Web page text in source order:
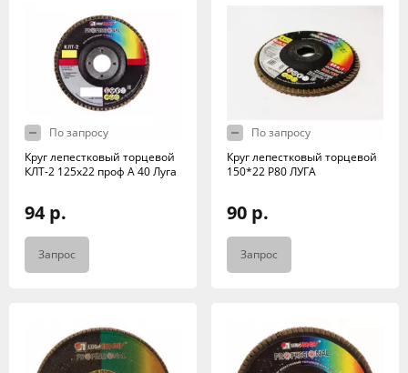
По запросу
Круг лепестковый торцевой
КЛТ-2 125х22 проф А 40 Луга
94 р.
Запрос
По запросу
Круг лепестковый торцевой
150*22 Р80 ЛУГА
90 р.
Запрос